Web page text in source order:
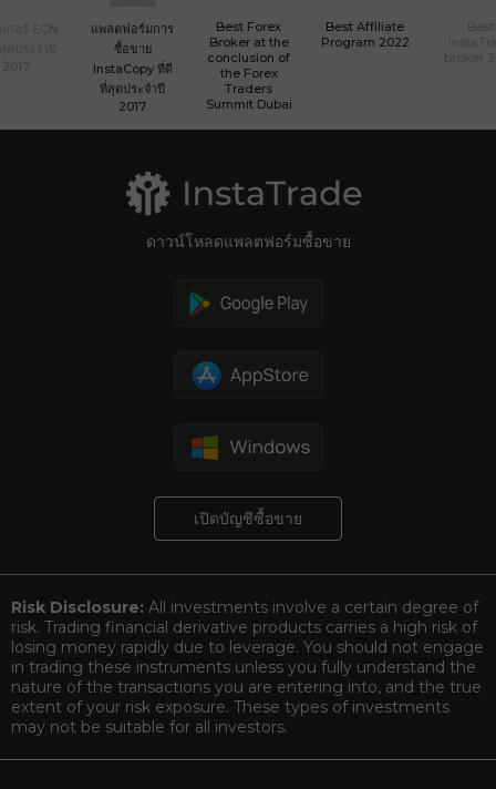
แพลตฟอร์มการ
ซื้อขาย
InstaCopy ที่ดี
ที่สุดประจำปี
2017
Best Forex
Broker at the
conclusion of
the Forex
Traders
Summit Dubai
Best Affiliate
Program 2022
ดาวน์โหลดแพลตฟอร์มซื้อขาย
เปิดบัญชีซื้อขาย
Risk Disclosure: All investments involve a certain degree of
risk. Trading financial derivative products carries a high risk of
losing money rapidly due to leverage. You should not engage
in trading these instruments unless you fully understand the
nature of the transactions you are entering into, and the true
extent of your risk exposure. These types of investments
may not be suitable for all investors.